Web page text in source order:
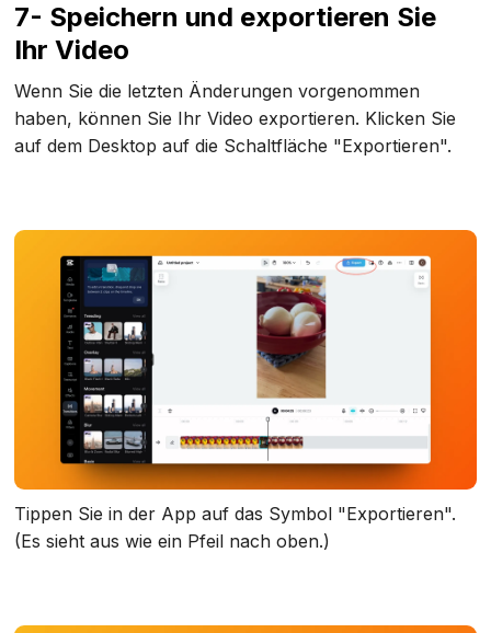
7- Speichern und exportieren Sie
Ihr Video
Wenn Sie die letzten Änderungen vorgenommen
haben, können Sie Ihr Video exportieren. Klicken Sie
auf dem Desktop auf die Schaltfläche "Exportieren".
Tippen Sie in der App auf das Symbol "Exportieren".
(Es sieht aus wie ein Pfeil nach oben.)